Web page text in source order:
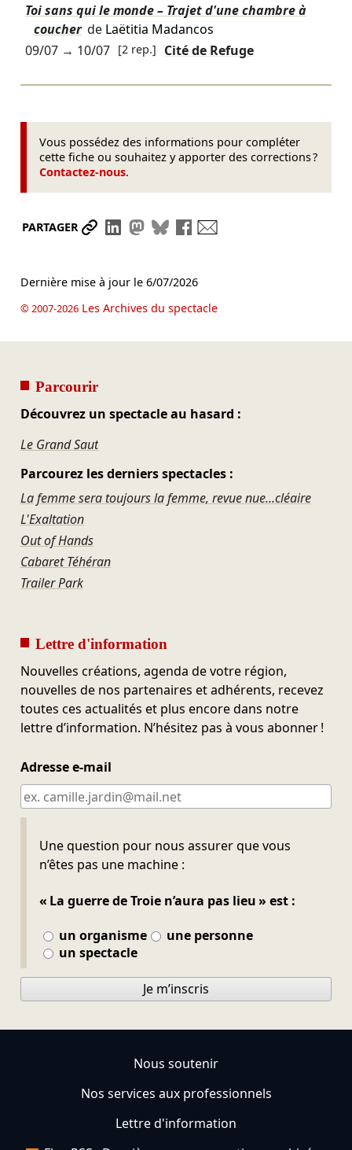
Toi sans qui le monde – Trajet d'une chambre à
coucher de Laëtitia Madancos
09/07→ 10/07 [2 rep.] Cité de Refuge
Vous possédez des informations pour compléter
cette fiche ou souhaitez y apporter des corrections ?
Contactez-nous.
PARTAGER Partager le lien
Partager sur LinkedIn
Partager sur Mastodon
Partager sur Bluesky
Partager sur Facebook
Dernière mise à jour le 6/07/2026
© 2007-2026Les Archives du spectacle
Parcourir
Découvrez un spectacle au hasard :
Le Grand Saut
Parcourez les derniers spectacles :
La femme sera toujours la femme, revue nue...cléaire
L'Exaltation
Out of Hands
Cabaret Téhéran
Trailer Park
Lettre d'information
Nouvelles créations, agenda de votre région,
nouvelles de nos partenaires et adhérents, recevez
toutes ces actualités et plus encore dans notre
lettre d’information. N’hésitez pas à vous abonner !
Adresse e-mail
Une question pour nous assurer que vous
n’êtes pas une machine :
« La guerre de Troie n’aura pas lieu » est :
un organisme
une personne
un spectacle
Ne pas remplir
Je m’inscris
Nous soutenir
Nos services aux professionnels
Lettre d'information